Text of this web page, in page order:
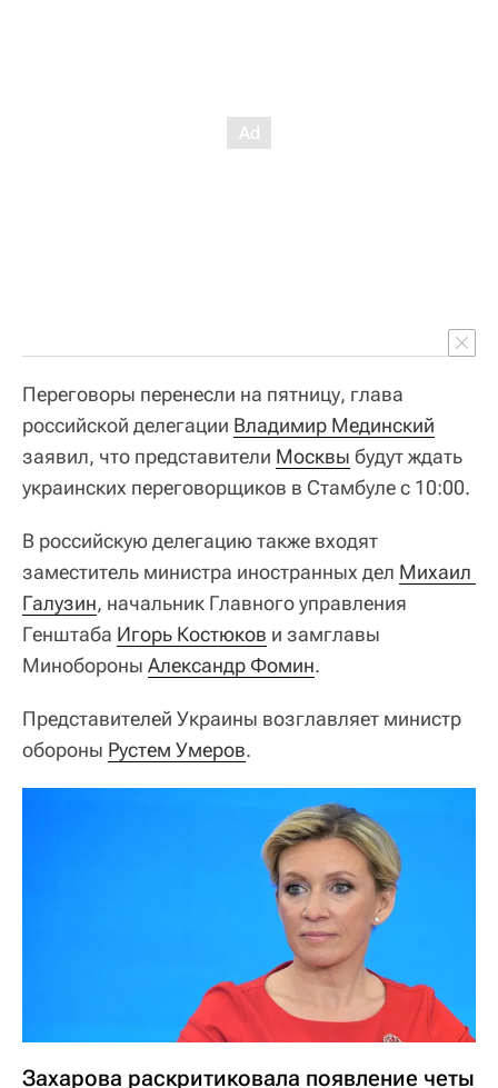
Переговоры перенесли на пятницу, глава
российской делегации Владимир Мединский
заявил, что представители Москвы будут ждать
украинских переговорщиков в Стамбуле с 10:00.
В российскую делегацию также входят
заместитель министра иностранных дел Михаил
Галузин, начальник Главного управления
Генштаба Игорь Костюков и замглавы
Минобороны Александр Фомин.
Представителей Украины возглавляет министр
обороны Рустем Умеров.
Захарова раскритиковала появление четы